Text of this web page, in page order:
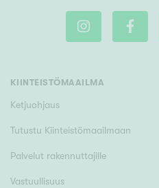
KIINTEISTÖMAAILMA
Ketjuohjaus
Tutustu Kiinteistömaailmaan
Palvelut rakennuttajille
Vastuullisuus